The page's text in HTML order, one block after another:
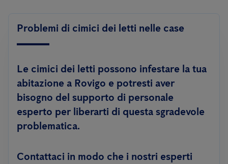
Problemi di cimici dei letti nelle case
Le cimici dei letti possono infestare la tua
abitazione a Rovigo e potresti aver
bisogno del supporto di personale
esperto per liberarti di questa sgradevole
problematica.
Contattaci in modo che i nostri esperti